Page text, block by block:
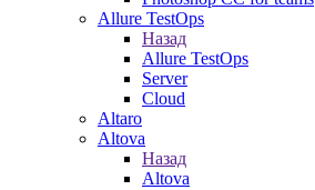
Allure TestOps
Назад
Allure TestOps
Server
Cloud
Altaro
Altova
Назад
Altova